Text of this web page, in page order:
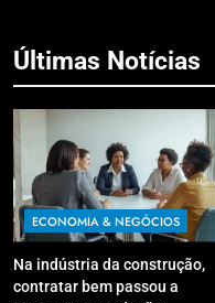
Últimas Notícias
ECONOMIA & NEGÓCIOS
Na indústria da construção,
contratar bem passou a